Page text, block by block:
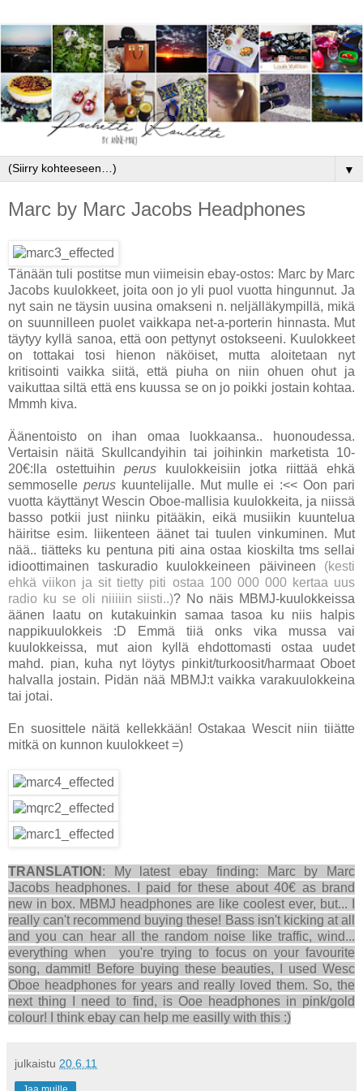
▼
Marc by Marc Jacobs Headphones
Tänään tuli postitse mun viimeisin ebay-ostos: Marc by Marc
Jacobs kuulokkeet, joita oon jo yli puol vuotta hingunnut. Ja
nyt sain ne täysin uusina omakseni n. neljälläkympillä, mikä
on suunnilleen puolet vaikkapa net-a-porterin hinnasta. Mut
täytyy kyllä sanoa, että oon pettynyt ostokseeni. Kuulokkeet
on tottakai tosi hienon näköiset, mutta aloitetaan nyt
kritisointi vaikka siitä, että piuha on niin ohuen ohut ja
vaikuttaa siltä että ens kuussa se on jo poikki jostain kohtaa.
Mmmh kiva.
Äänentoisto on ihan omaa luokkaansa.. huonoudessa.
Vertaisin näitä Skullcandyihin tai joihinkin marketista 10-
20€:lla ostettuihin perus kuulokkeisiin jotka riittää ehkä
semmoselle peruskuuntelijalle. Mut mulle ei :<< Oon pari
vuotta käyttänyt Wescin Oboe-mallisia kuulokkeita, ja niissä
basso potkii just niinku pitääkin, eikä musiikin kuuntelua
häiritse esim. liikenteen äänet tai tuulen vinkuminen. Mut
nää.. tiätteks ku pentuna piti aina ostaa kioskilta tms sellai
idioottimainen taskuradio kuulokkeineen päivineen (kesti
ehkä viikon ja sit tietty piti ostaa 100 000 000 kertaa uus
radio ku se oli niiiiin siisti..)? No näis MBMJ-kuulokkeissa
äänen laatu on kutakuinkin samaa tasoa ku niis halpis
nappikuulokkeis :D Emmä tiiä onks vika mussa vai
kuulokkeissa, mut aion kyllä ehdottomasti ostaa uudet
mahd. pian, kuha nyt löytys pinkit/turkoosit/harmaat Oboet
halvalla jostain. Pidän nää MBMJ:t vaikka varakuulokkeina
tai jotai.
En suosittele näitä kellekkään! Ostakaa Wescit niin tiiätte
mitkä on kunnon kuulokkeet =)
TRANSLATION : My latest ebay finding: Marc by Marc
Jacobs headphones. I paid for these about 40€ as brand
new in box. MBMJ headphones are like coolest ever, but... I
really can't recommend buying these! Bass isn't kicking at all
and you can hear all the random noise like traffic, wind...
everything when you're trying to focus on your favourite
song, dammit! Before buying these beauties, I used Wesc
Oboe headphones for years and really loved them. So, the
next thing I need to find, is Ooe headphones in pink/gold
colour! I think ebay can help me easilly with this :)
julkaistu 20.6.11